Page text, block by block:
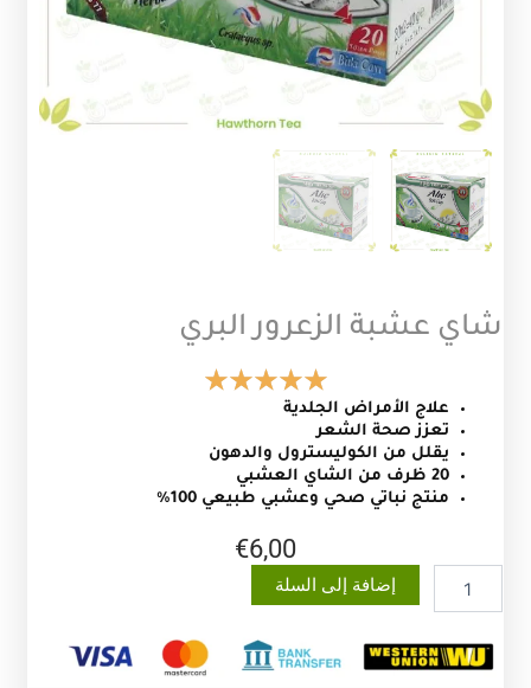
شاي عشبة الزعرور البري
علاج الأمراض الجلدية
تعزز صحة الشعر
يقلل من الكوليسترول والدهون
20 ظرف من الشاي العشبي
منتج نباتي صحي وعشبي طبيعي 100%
€6,00
كمية
شاي
الزعرور
البري
إضافة إلى السلة